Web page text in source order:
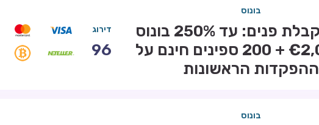
בונוס
חבילת קבלת פנים: עד 250% בונוס
עד €2,000 + 200 ספינים חינם על
ההפקדות הראשונות
דירוג
96
בונוס